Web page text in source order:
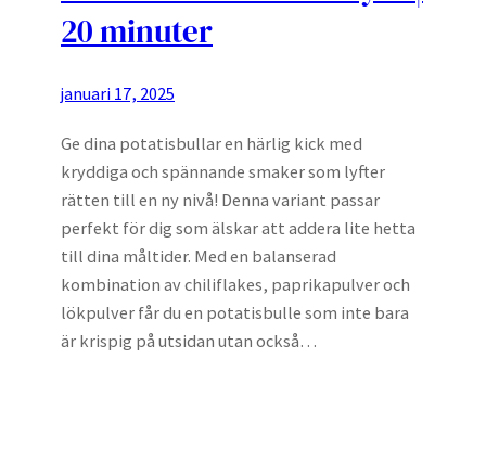
20 minuter
januari 17, 2025
Ge dina potatisbullar en härlig kick med
kryddiga och spännande smaker som lyfter
rätten till en ny nivå! Denna variant passar
perfekt för dig som älskar att addera lite hetta
till dina måltider. Med en balanserad
kombination av chiliflakes, paprikapulver och
lökpulver får du en potatisbulle som inte bara
är krispig på utsidan utan också…